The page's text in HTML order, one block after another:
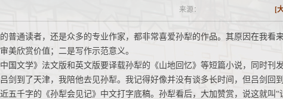
来源： [
普通读者，还是众多的专业作家，都非常喜爱孙犁的作品。其原因在我看
美欣赏价值；二是写作示范意义。
国文学》法文版和英文版要译载孙犁的《山地回忆》等短篇小说，同时刊
剑到了天津，我陪他去见孙犁。我记得好像并没有谈多长时间，但吕剑回到
五千字的《孙犁会见记》中文打字底稿。孙犁看后，大加赞赏，说这就叫“